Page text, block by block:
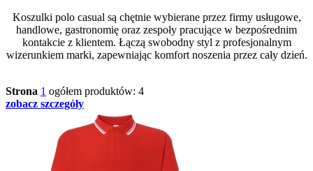
Koszulki polo casual są chętnie wybierane przez firmy usługowe,
handlowe, gastronomię oraz zespoły pracujące w bezpośrednim
kontakcie z klientem. Łączą swobodny styl z profesjonalnym
wizerunkiem marki, zapewniając komfort noszenia przez cały dzień.
Strona 1 ogółem produktów: 4
zobacz szczegóły